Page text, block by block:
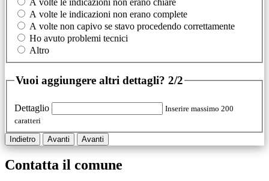
A volte le indicazioni non erano complete
A volte non capivo se stavo procedendo correttamente
Ho avuto problemi tecnici
Altro
Vuoi aggiungere altri dettagli? 2/2
Dettaglio
Inserire massimo 200
caratteri
Indietro Avanti Avanti
Contatta il comune